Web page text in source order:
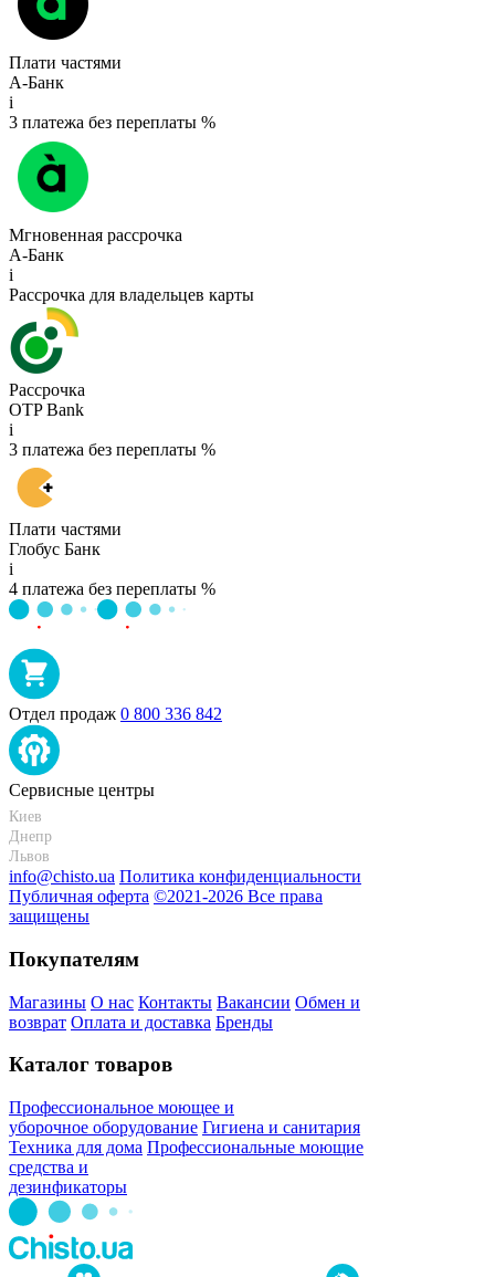
Плати частями
А-Банк
i
3 платежа без переплаты %
Мгновенная рассрочка
А-Банк
i
Рассрочка для владельцев карты
Рассрочка
OTP Bank
i
3 платежа без переплаты %
Плати частями
Глобус Банк
i
4 платежа без переплаты %
Отдел продаж 0 800 336 842
Сервисные центры
Киев
Днепр
Львов
info@chisto.ua Политика конфиденциальности
Публичная оферта ©2021-2026 Все права
защищены
Покупателям
Магазины О нас Контакты Вакансии Обмен и
возврат Оплата и доставка Бренды
Каталог товаров
Профессиональное моющее и
уборочное оборудование Гигиена и санитария
Техника для дома Профессиональные моющие
средства и
дезинфикаторы